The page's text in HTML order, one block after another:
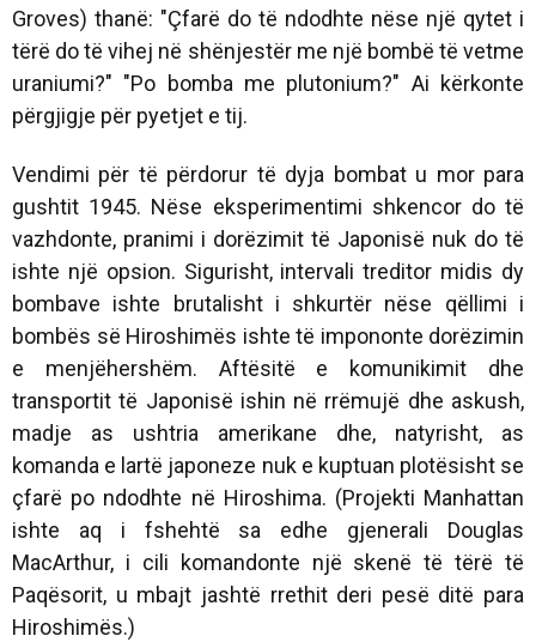
Groves) thanë: "Çfarë do të ndodhte nëse një qytet i
tërë do të vihej në shënjestër me një bombë të vetme
uraniumi?" "Po bomba me plutonium?" Ai kërkonte
përgjigje për pyetjet e tij.
Vendimi për të përdorur të dyja bombat u mor para
gushtit 1945. Nëse eksperimentimi shkencor do të
vazhdonte, pranimi i dorëzimit të Japonisë nuk do të
ishte një opsion. Sigurisht, intervali treditor midis dy
bombave ishte brutalisht i shkurtër nëse qëllimi i
bombës së Hiroshimës ishte të impononte dorëzimin
e menjëhershëm. Aftësitë e komunikimit dhe
transportit të Japonisë ishin në rrëmujë dhe askush,
madje as ushtria amerikane dhe, natyrisht, as
komanda e lartë japoneze nuk e kuptuan plotësisht se
çfarë po ndodhte në Hiroshima. (Projekti Manhattan
ishte aq i fshehtë sa edhe gjenerali Douglas
MacArthur, i cili komandonte një skenë të tërë të
Paqësorit, u mbajt jashtë rrethit deri pesë ditë para
Hiroshimës.)